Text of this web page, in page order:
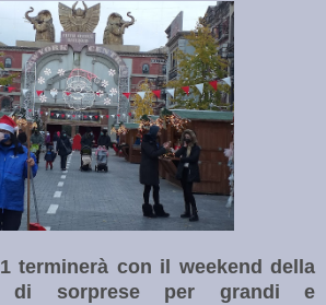
terminerà con il weekend della
di sorprese per grandi e